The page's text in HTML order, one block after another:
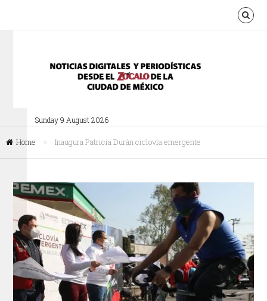
Sunday 9 August 2026
Home » Inaugura Patricia Durán ciclovía emergente